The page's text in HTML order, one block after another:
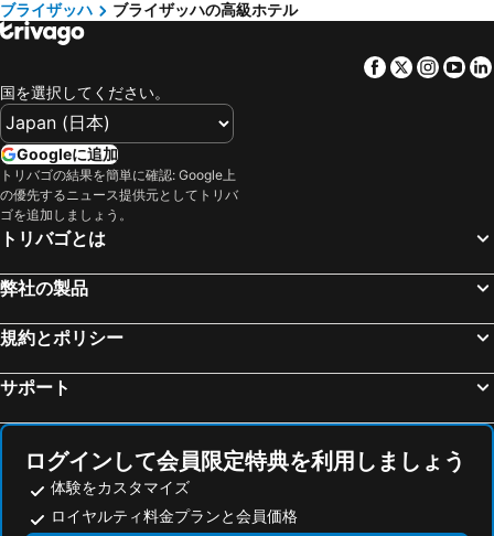
ブライザッハ
ブライザッハの高級ホテル
Facebook
Twitter
国を選択してください。
Googleに追加
トリバゴの結果を簡単に確認: Google上
の優先するニュース提供元としてトリバ
ゴを追加しましょう。
トリバゴとは
弊社の製品
規約とポリシー
サポート
ログインして会員限定特典を利用しましょう
体験をカスタマイズ
ロイヤルティ料金プランと会員価格